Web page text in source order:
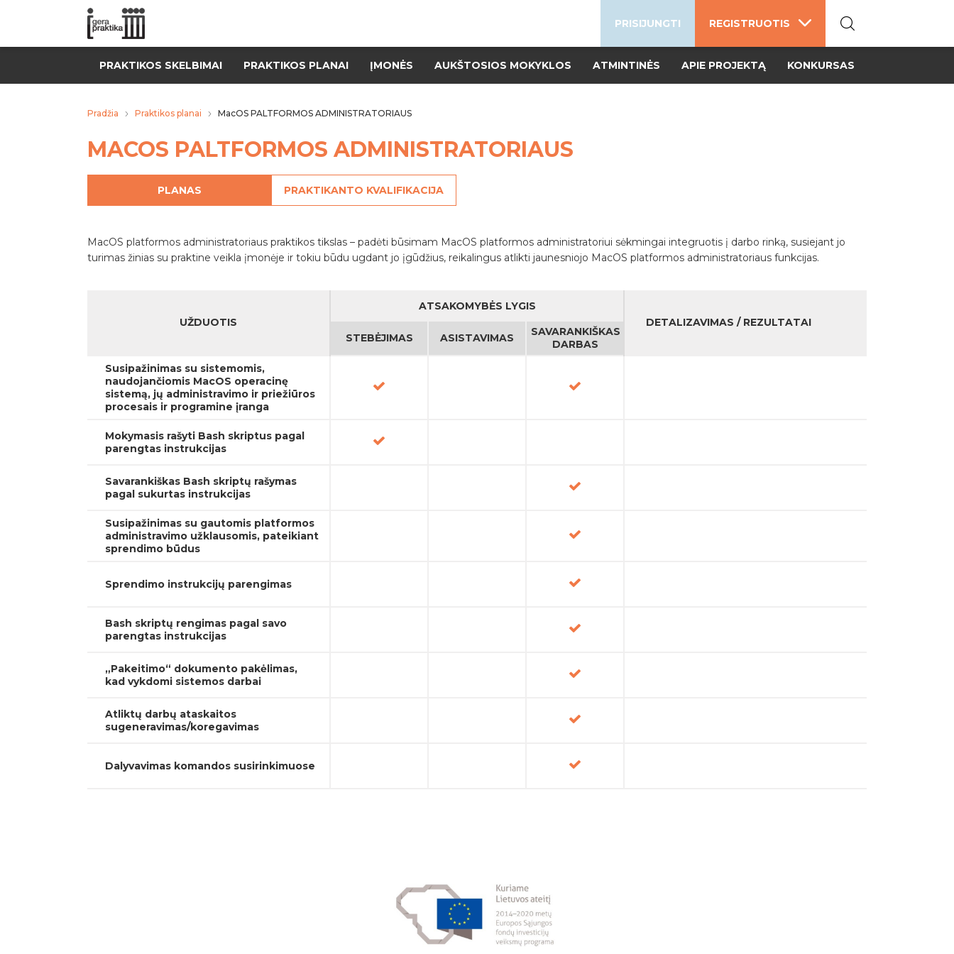
PRAKTIKOS SKELBIMAI PRAKTIKOS PLANAI ĮMONĖS AUKŠTOSIOS MOKYKLOS ATMINTINĖS APIE PROJEKTĄ KONKURSAS
Pradžia Praktikos planai MacOS PALTFORMOS ADMINISTRATORIAUS
MACOS PALTFORMOS ADMINISTRATORIAUS
PLANAS PRAKTIKANTO KVALIFIKACIJA
MacOS platformos administratoriaus praktikos tikslas – padėti būsimam MacOS platformos administratoriui sėkmingai integruotis į darbo rinką, susiejant jo
turimas žinias su praktine veikla įmonėje ir tokiu būdu ugdant jo įgūdžius, reikalingus atlikti jaunesniojo MacOS platformos administratoriaus funkcijas.
UŽDUOTIS
ATSAKOMYBĖS LYGIS
DETALIZAVIMAS / REZULTATAI
STEBĖJIMAS
ASISTAVIMAS
SAVARANKIŠKAS
DARBAS
Susipažinimas su sistemomis,
naudojančiomis MacOS operacinę
sistemą, jų administravimo ir priežiūros
procesais ir programine įranga
Mokymasis rašyti Bash skriptus pagal
parengtas instrukcijas
Savarankiškas Bash skriptų rašymas
pagal sukurtas instrukcijas
Susipažinimas su gautomis platformos
administravimo užklausomis, pateikiant
sprendimo būdus
Sprendimo instrukcijų parengimas
Bash skriptų rengimas pagal savo
parengtas instrukcijas
„Pakeitimo“ dokumento pakėlimas,
kad vykdomi sistemos darbai
Atliktų darbų ataskaitos
sugeneravimas/koregavimas
Dalyvavimas komandos susirinkimuose
PRISIJUNGTI REGISTRUOTIS